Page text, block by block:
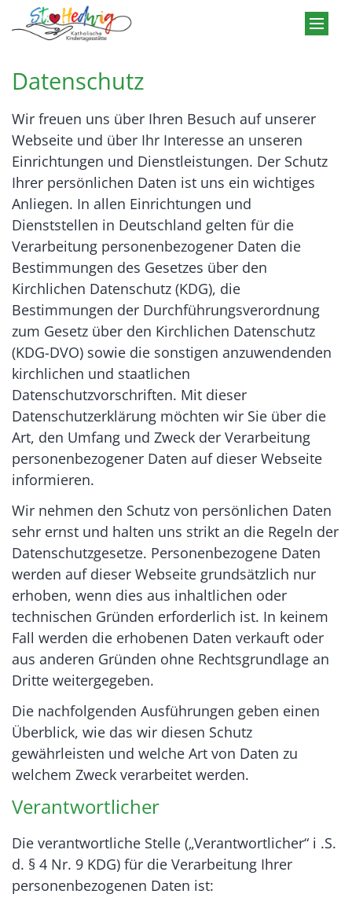
Zum Inhalt springen
Datenschutz
Wir freuen uns über Ihren Besuch auf unserer
Webseite und über Ihr Interesse an unseren
Einrichtungen und Dienstleistungen. Der Schutz
Ihrer persönlichen Daten ist uns ein wichtiges
Anliegen. In allen Einrichtungen und
Dienststellen in Deutschland gelten für die
Verarbeitung personenbezogener Daten die
Bestimmungen des Gesetzes über den
Kirchlichen Datenschutz (KDG), die
Bestimmungen der Durchführungsverordnung
zum Gesetz über den Kirchlichen Datenschutz
(KDG-DVO) sowie die sonstigen anzuwendenden
kirchlichen und staatlichen
Datenschutzvorschriften. Mit dieser
Datenschutzerklärung möchten wir Sie über die
Art, den Umfang und Zweck der Verarbeitung
personenbezogener Daten auf dieser Webseite
informieren.
Wir nehmen den Schutz von persönlichen Daten
sehr ernst und halten uns strikt an die Regeln der
Datenschutzgesetze. Personenbezogene Daten
werden auf dieser Webseite grundsätzlich nur
erhoben, wenn dies aus inhaltlichen oder
technischen Gründen erforderlich ist. In keinem
Fall werden die erhobenen Daten verkauft oder
aus anderen Gründen ohne Rechtsgrundlage an
Dritte weitergegeben.
Die nachfolgenden Ausführungen geben einen
Überblick, wie das wir diesen Schutz
gewährleisten und welche Art von Daten zu
welchem Zweck verarbeitet werden.
Verantwortlicher
Die verantwortliche Stelle („Verantwortlicher“ i .S.
d. § 4 Nr. 9 KDG) für die Verarbeitung Ihrer
personenbezogenen Daten ist: